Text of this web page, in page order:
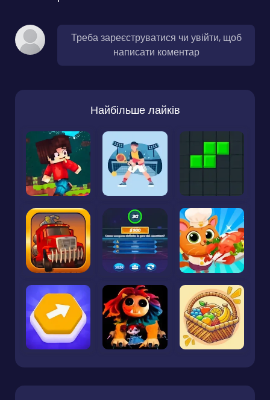
Треба зареєструватися чи увійти, щоб
написати коментар
Найбільше лайків